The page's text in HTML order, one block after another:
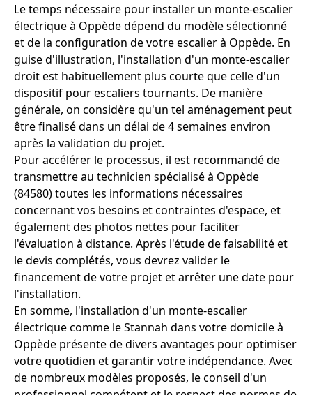
Le temps nécessaire pour installer un monte-escalier
électrique à Oppède dépend du modèle sélectionné
et de la configuration de votre escalier à Oppède. En
guise d'illustration, l'installation d'un monte-escalier
droit est habituellement plus courte que celle d'un
dispositif pour escaliers tournants. De manière
générale, on considère qu'un tel aménagement peut
être finalisé dans un délai de 4 semaines environ
après la validation du projet.
Pour accélérer le processus, il est recommandé de
transmettre au technicien spécialisé à Oppède
(84580) toutes les informations nécessaires
concernant vos besoins et contraintes d'espace, et
également des photos nettes pour faciliter
l'évaluation à distance. Après l'étude de faisabilité et
le devis complétés, vous devrez valider le
financement de votre projet et arrêter une date pour
l'installation.
En somme, l'installation d'un monte-escalier
électrique comme le Stannah dans votre domicile à
Oppède présente de divers avantages pour optimiser
votre quotidien et garantir votre indépendance. Avec
de nombreux modèles proposés, le conseil d'un